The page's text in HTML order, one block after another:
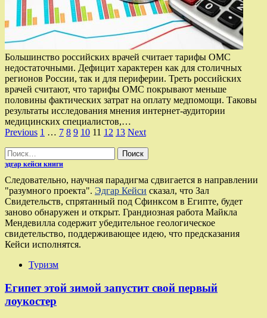
Большинство российских врачей считает тарифы ОМС
недостаточными. Дефицит характерен как для столичных
регионов России, так и для периферии. Треть российских
врачей считают, что тарифы ОМС покрывают меньше
половины фактических затрат на оплату медпомощи. Таковы
результаты исследования мнения интернет-аудитории
медицинских специалистов,…
Пагинация
записей
Previous 1 … 7 8 9 10 11 12 13 Next
Найти:
эдгар кейси книги
Следовательно, научная парадигма сдвигается в направлении
"разумного проекта". Эдгар Кейси сказал, что Зал
Свидетельств, спрятанный под Сфинксом в Египте, будет
заново обнаружен и открыт. Грандиозная работа Майкла
Мендевилла содержит убедительное геологическое
свидетельство, поддерживающее идею, что предсказания
Кейси исполнятся.
Туризм
Египет этой зимой запустит свой первый
лоукостер